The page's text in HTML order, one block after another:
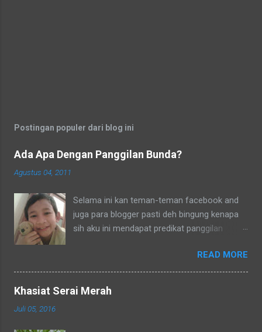
Postingan populer dari blog ini
Ada Apa Dengan Panggilan Bunda?
Agustus 04, 2011
Selama ini kan teman-teman facebook and
juga para blogger pasti deh bingung kenapa
sih aku ini mendapat predikat panggilan
Indonesia yang baku bunda kan artinya ibu.
Lho? Koq? Aku dipanggil ibu oleh semua
yang kenal aku, termasuk tetangga-tetangga
READ MORE
Khasiat Serai Merah
Juli 05, 2016